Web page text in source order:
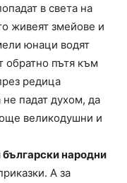
в света на
живеят змейове и
юнаци водят
обратно пътя към
редица
не падат духом, да
великодушни и
народни
А за